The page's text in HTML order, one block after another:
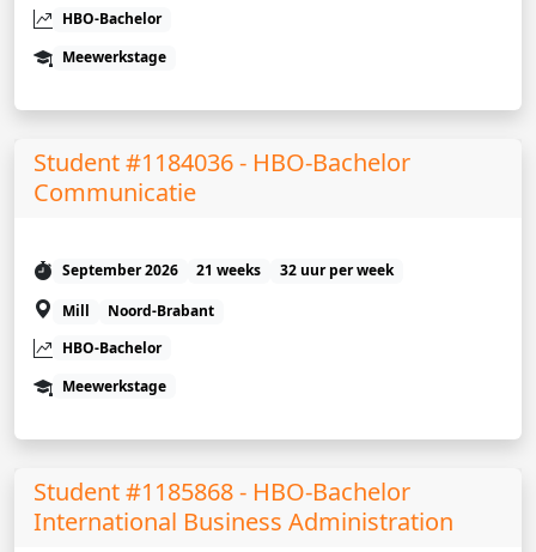
HBO-Bachelor
Meewerkstage
Student #1184036 - HBO-Bachelor
Communicatie
September 2026 21 weeks
32 uur per week
Mill
Noord-Brabant
HBO-Bachelor
Meewerkstage
Student #1185868 - HBO-Bachelor
International Business Administration